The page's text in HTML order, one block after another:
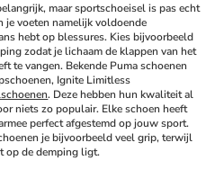
maar sportschoeisel is pas echt
je voeten namelijk voldoende
hebt op blessures. Kies bijvoorbeeld
zodat je lichaam de klappen van het
te vangen. Bekende Puma schoenen
Ignite Limitless
. Deze hebben hun kwaliteit al
niets zo populair. Elke schoen heeft
perfect afgestemd op jouw sport.
je bijvoorbeeld veel grip, terwijl
op de demping ligt.